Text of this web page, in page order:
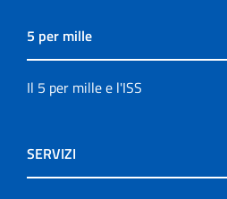
5 per mille
Il 5 per mille e l'ISS
SERVIZI